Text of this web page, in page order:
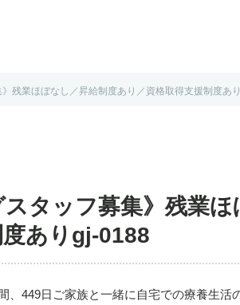
ての方へ よくあるご質問 転職お役立
》残業ほぼなし／昇給制度あり／資格取得支援制度あ
スタッフ募集》残業
ありgj-0188
449日ご家族と一緒に自宅での療養生活